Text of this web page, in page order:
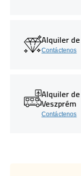
Alquiler
Contáctenos
Alquiler
Veszprém
Contáctenos